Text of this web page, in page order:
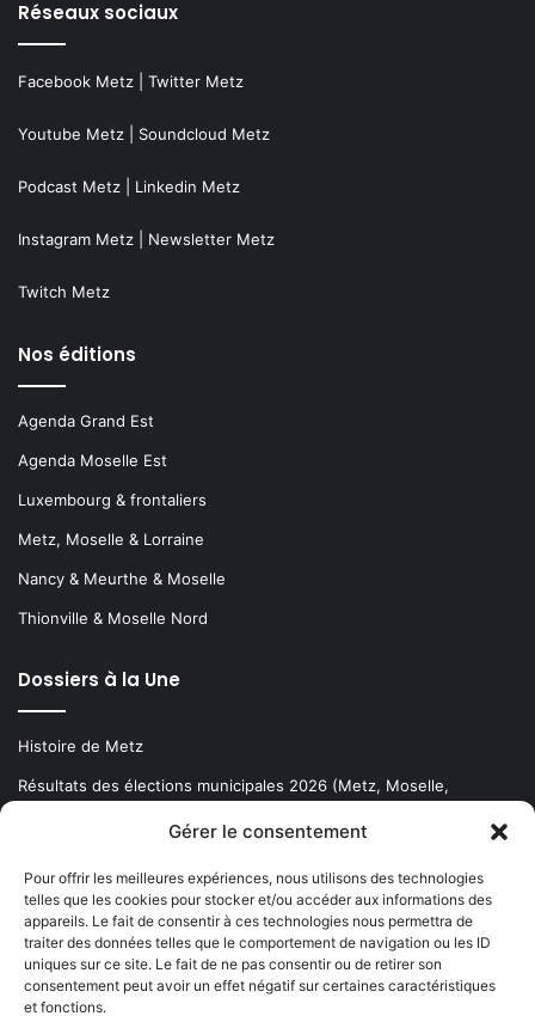
Gérer le consentement
Pour offrir les meilleures expériences, nous utilisons des technologies
telles que les cookies pour stocker et/ou accéder aux informations des
appareils. Le fait de consentir à ces technologies nous permettra de
traiter des données telles que le comportement de navigation ou les ID
uniques sur ce site. Le fait de ne pas consentir ou de retirer son
consentement peut avoir un effet négatif sur certaines caractéristiques
et fonctions.
Réseaux sociaux
Facebook Metz Twitter Metz
Youtube Metz Soundcloud Metz
Podcast Metz Linkedin Metz
Instagram Metz Newsletter Metz
Twitch Metz
Nos éditions
Agenda Grand Est
Agenda Moselle Est
Luxembourg & frontaliers
Metz, Moselle & Lorraine
Nancy & Meurthe & Moselle
Thionville & Moselle Nord
Dossiers à la Une
Histoire de Metz
Résultats des élections municipales 2026 (Metz, Moselle,
Newsletter gratuite